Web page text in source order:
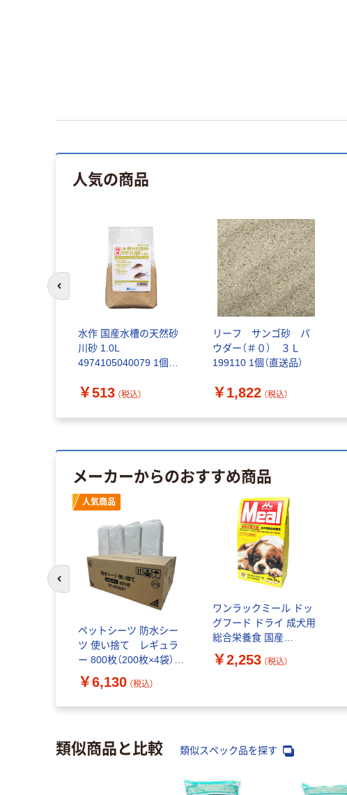
人気の商品
水作 国産水槽の天然砂
川砂 1.0L
4974105040079 1個
￥513 （税込）
リーフ サンゴ砂 パ
ウダー（＃０） ３Ｌ
199110 1個（直送品）
￥1,822 （税込）
前のスライドへ
メーカーからのおすすめ商品
人気商品
ペットシーツ 防水シー
ツ 使い捨て レギュラ
ー 800枚（200枚×4袋）1
箱 アイリスオーヤマ
￥6,130 （税込）
ワンラックミール ドッ
グフード ドライ 成犬用
総合栄養食 国産
3kg（500g×6袋）1袋 森乳
サンワールド 犬
￥2,253 （税込）
前のスライドへ
類似商品と比較 類似スペック品を探す